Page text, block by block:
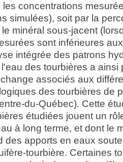
les concentrations
simulées), soit par la
minéral sous-jacent
sont inférieures
intégrée des patrons
des tourbières a ainsi
associés aux
des tourbières de
du-Québec). Cette
étudiées jouent un
à long terme, et dont le
des apports en eaux
tourbière. Certaines